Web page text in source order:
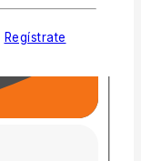
Regístrate